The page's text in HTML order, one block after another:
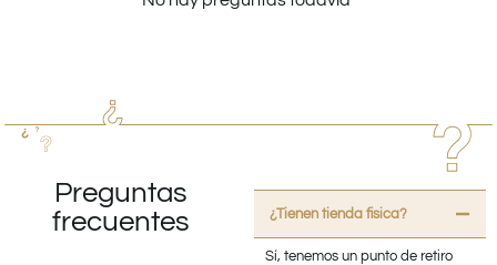
Preguntas
frecuentes
¿Tienen tienda fisica?
Sí, tenemos un punto de retiro